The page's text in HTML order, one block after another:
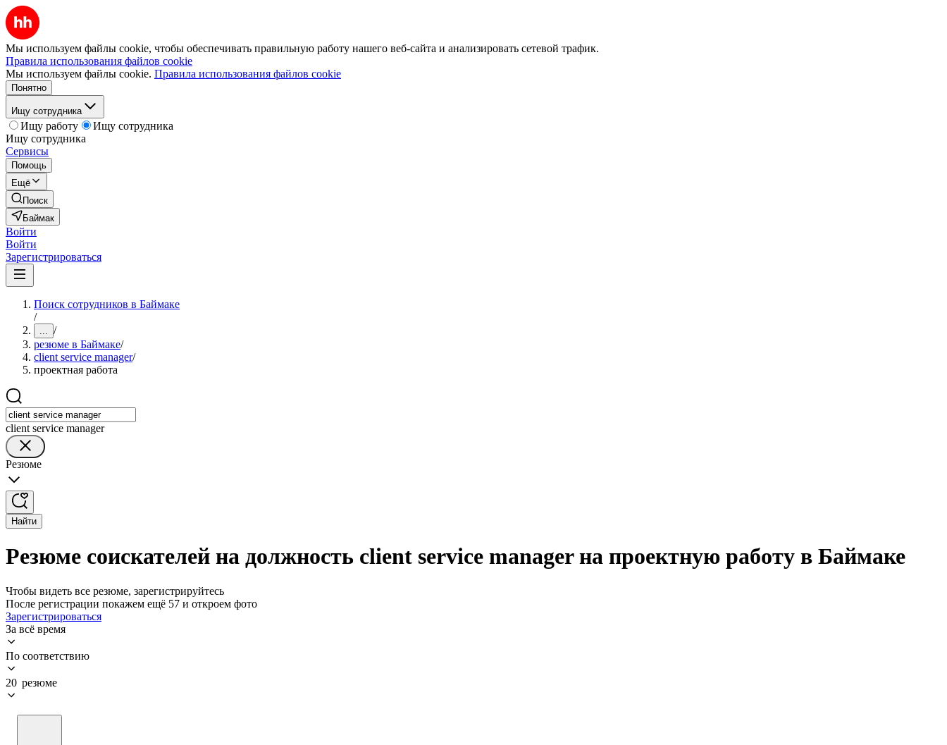
Мы используем файлы cookie, чтобы обеспечивать правильную работу нашего веб-сайта и анализировать сетевой трафик.
Правила использования файлов cookie
Мы используем файлы cookie. Правила использования файлов cookie
Понятно
Ищу сотрудника
Ищу работу
Ищу сотрудника
Ищу сотрудника
Сервисы
Помощь
Ещё
Поиск
Баймак
Войти
Войти
Зарегистрироваться
Поиск сотрудников в Баймаке
/
... /
резюме в Баймаке/
client service manager/
проектная работа
client service manager
Резюме
Найти
Резюме соискателей на должность client service manager на проектную работу в Баймаке
Чтобы видеть все резюме, зарегистрируйтесь
После регистрации покажем ещё 57 и откроем фото
Зарегистрироваться
За всё время
По соответствию
20 резюме